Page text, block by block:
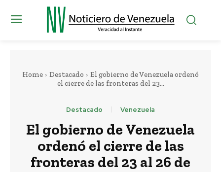
Home Destacado
El gobierno de Venezuela ordenó
el cierre de las fronteras del 23...
Destacado Venezuela
El gobierno de Venezuela
ordenó el cierre de las
fronteras del 23 al 26 de